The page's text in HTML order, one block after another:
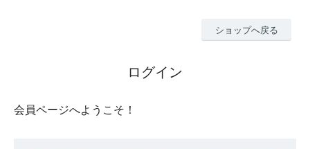
ショップへ戻る
ログイン
会員ページへようこそ！